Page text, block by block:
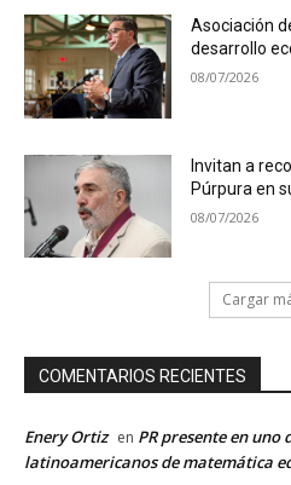
Asociación
desarrollo
08/07/2026
Invitan a
Púrpura en
08/07/2026
Cargar
COMENTARIOS RECIENTES
Enery Ortiz en PR presente en
latinoamericanos de matemática